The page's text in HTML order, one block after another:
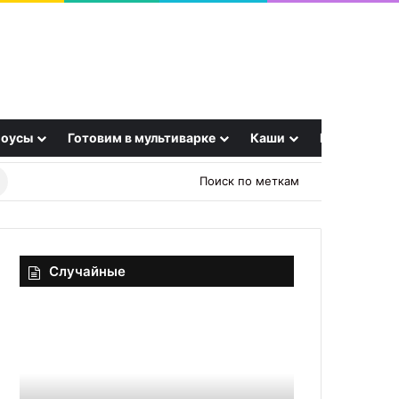
Готовим в мультиварке Каши Еще
Поиск по меткам
Случайные